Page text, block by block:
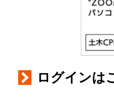
ログインは